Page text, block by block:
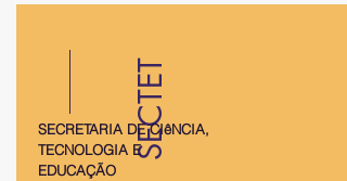
SECTET
SECRETARIA DE CIêNCIA,
TECNOLOGIA E
EDUCAÇÃO